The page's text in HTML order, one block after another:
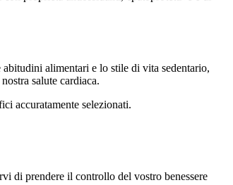
alimentari e lo stile di vita sedentario,
salute cardiaca.
accuratamente selezionati.
di prendere il controllo del vostro benessere